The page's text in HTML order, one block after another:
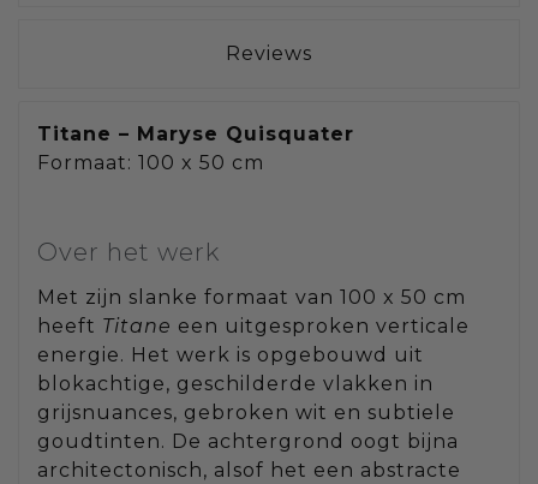
Reviews
Titane – Maryse Quisquater
Formaat: 100 x 50 cm
Over het werk
Met zijn slanke formaat van 100 x 50 cm
heeft Titane een uitgesproken verticale
energie. Het werk is opgebouwd uit
blokachtige, geschilderde vlakken in
grijsnuances, gebroken wit en subtiele
goudtinten. De achtergrond oogt bijna
architectonisch, alsof het een abstracte